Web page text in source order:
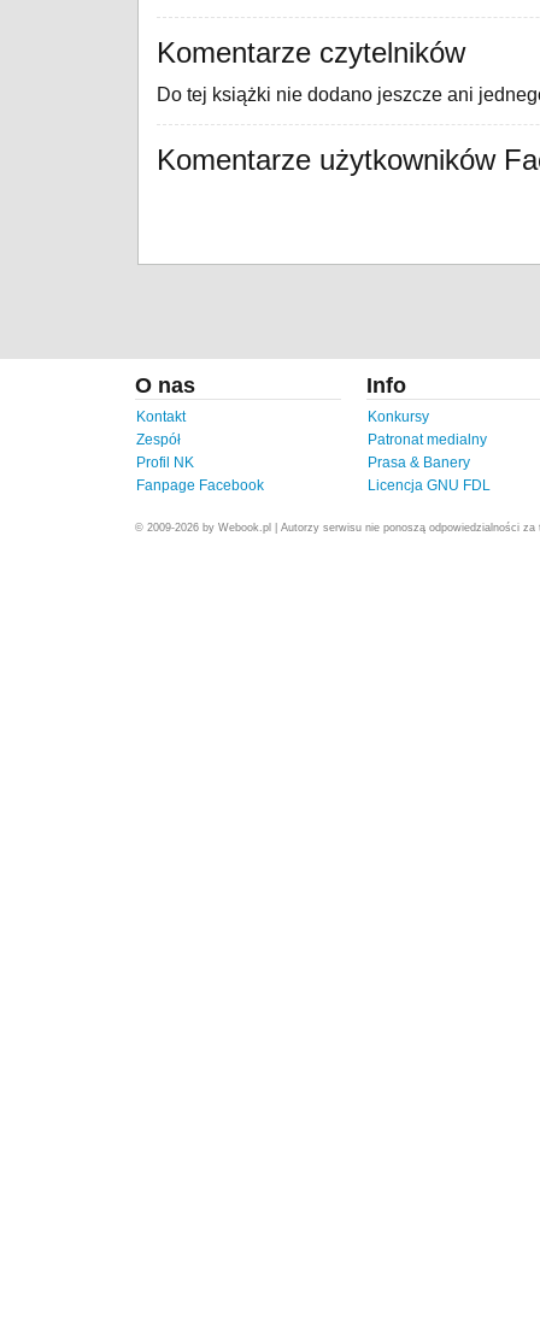
Komentarze czytelników
Do tej książki nie dodano jeszcze ani
Komentarze użytkowników
O nas
Kontakt
Zespół
Profil NK
Fanpage Facebook
Info
Konkursy
Patronat medialny
Prasa & Banery
Licencja GNU FDL
© 2009-2026 by Webook.pl | Autorzy serwisu nie ponoszą odpowiedzialności